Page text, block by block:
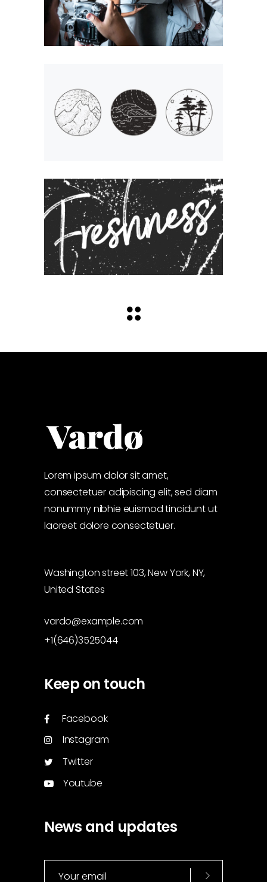
Lorem ipsum dolor sit amet,
consectetuer adipiscing elit, sed diam
nonummy nibhie euismod tincidunt ut
laoreet dolore consectetuer.
Washington street 103, New York, NY,
United States
vardo@example.com
+1(646)3525044
Keep on touch
Facebook
Instagram
Twitter
Youtube
News and updates